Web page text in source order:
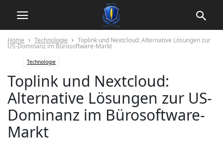
Home Technologie Toplink und Nextcloud: Alternative Lösungen zur
US-Dominanz im Bürosoftware-Markt
Technologie
Toplink und Nextcloud:
Alternative Lösungen zur US-
Dominanz im Bürosoftware-
Markt